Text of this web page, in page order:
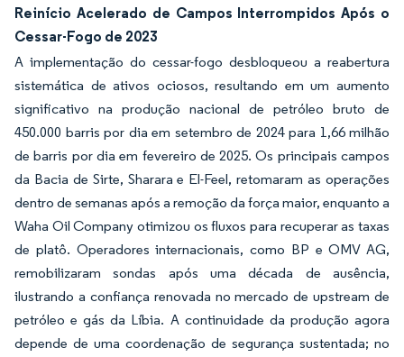
Reinício Acelerado de Campos Interrompidos Após o
Cessar-Fogo de 2023
A implementação do cessar-fogo desbloqueou a reabertura
sistemática de ativos ociosos, resultando em um aumento
significativo na produção nacional de petróleo bruto de
450.000 barris por dia em setembro de 2024 para 1,66 milhão
de barris por dia em fevereiro de 2025. Os principais campos
da Bacia de Sirte, Sharara e El-Feel, retomaram as operações
dentro de semanas após a remoção da força maior, enquanto a
Waha Oil Company otimizou os fluxos para recuperar as taxas
de platô. Operadores internacionais, como BP e OMV AG,
remobilizaram sondas após uma década de ausência,
ilustrando a confiança renovada no mercado de upstream de
petróleo e gás da Líbia. A continuidade da produção agora
depende de uma coordenação de segurança sustentada; no